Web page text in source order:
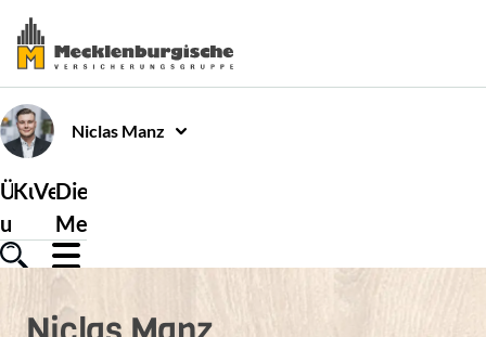
Niclas Manz
Über
uns
Kundenservice
Versicherungen
Die
Mecklenburgische